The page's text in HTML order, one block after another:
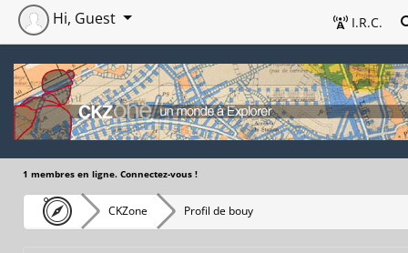
I.R.C.
Hi, Guest
1 membres en ligne. Connectez-vous !
CKZone Profil de bouy